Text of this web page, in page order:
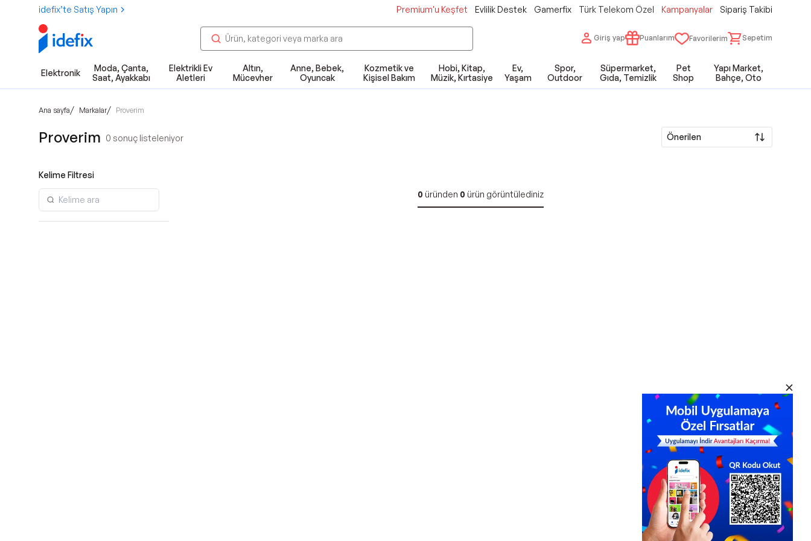
idefix’te Satış Yapın Premium'u Keşfet Evlilik Destek Gamerfix Türk Telekom Özel Kampanyalar Sipariş Takibi
Giriş yap Puanlarım Favorilerim Sepetim
Elektronik
Moda, Çanta,
Saat, Ayakkabı
Elektrikli Ev
Aletleri
Altın,
Mücevher
Anne, Bebek,
Oyuncak
Kozmetik ve
Kişisel Bakım
Hobi, Kitap,
Müzik, Kırtasiye
Ev,
Yaşam
Spor,
Outdoor
Süpermarket,
Gıda, Temizlik
Pet
Shop
Yapı Market,
Bahçe, Oto
Ana sayfa/ Markalar/ Proverim
Proverim 0 sonuç listeleniyor Önerilen
Kelime Filtresi
0 üründen 0 ürün görüntülediniz